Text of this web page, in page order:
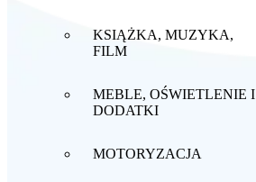
KSIĄŻKA, MUZYKA,
FILM
MEBLE, OŚWIETLENIE I
DODATKI
MOTORYZACJA